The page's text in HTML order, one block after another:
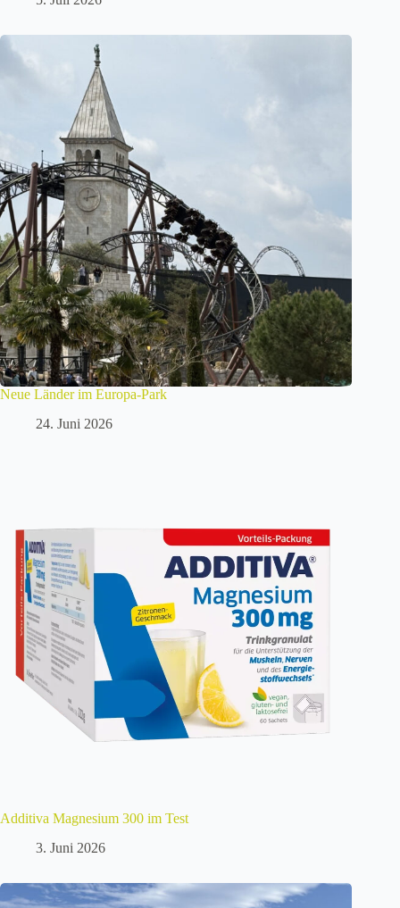
Neue Länder im Europa-Park
24. Juni 2026
Additiva Magnesium 300 im Test
3. Juni 2026